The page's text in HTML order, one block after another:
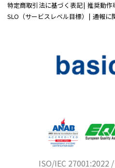
特定商取引法に基づく表記 推奨動作
SLO（サービスレベル目標）
通報に
ISO/IEC 27001:2022